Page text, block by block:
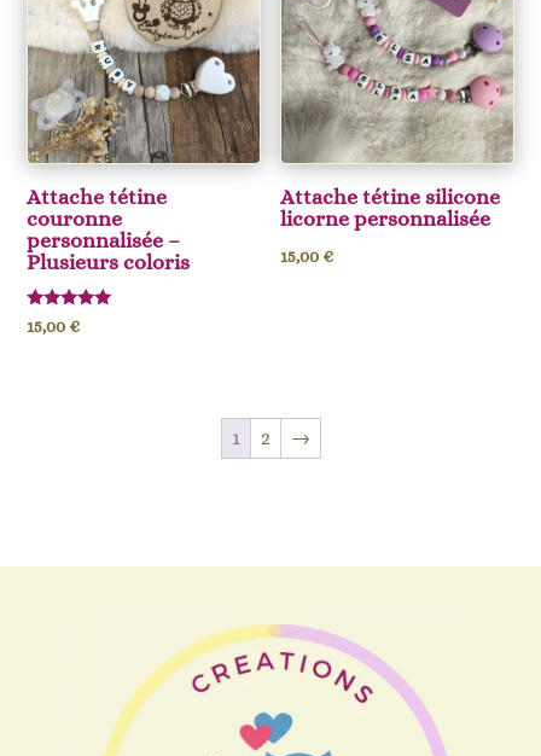
Attache tétine
couronne
personnalisée –
Plusieurs coloris
Note
5.00
15,00 €
Attache tétine silicone
licorne personnalisée
15,00 €
1 2 →